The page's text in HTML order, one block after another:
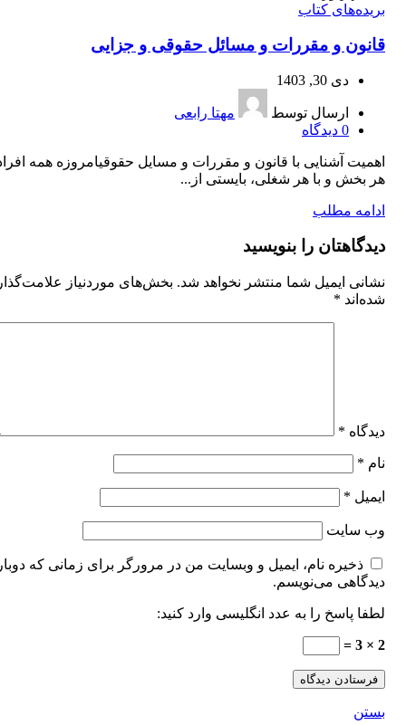
بریده‌های کتاب
قانون و مقررات و مسائل حقوقی و جزایی
دی 30, 1403
ارسال توسط
مهتا رابعی
0 دیدگاه
اهمیت آشنایی با قانون و مقررات و مسایل حقوقیامروزه همه
هر بخش و با هر شغلی، بایستی از...
ادامه مطلب
دیدگاهتان را بنویسید
نشانی ایمیل شما منتشر نخواهد شد. بخش‌های موردنیاز
شده‌اند *
دیدگاه *
نام *
ایمیل *
وب‌ سایت
ذخیره نام، ایمیل و وبسایت من در مرورگر برای زمانی که
دیدگاهی می‌نویسم.
لطفا پاسخ را به عدد انگلیسی وارد کنید:
2 × 3 =
بستن